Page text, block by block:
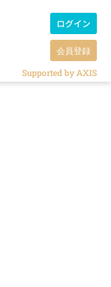
ログイン
会員登録
Supported by AXIS